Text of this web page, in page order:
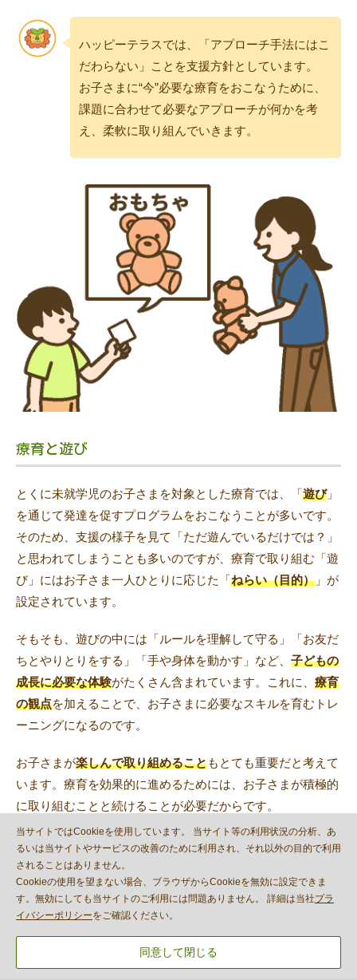
ハッピーテラスでは、「アプローチ手法にはこ
だわらない」ことを支援方針としています。
お子さまに“今”必要な療育をおこなうために、
課題に合わせて必要なアプローチが何かを考
え、柔軟に取り組んでいきます。
療育と遊び
とくに未就学児のお子さまを対象とした療育では、「遊び」
を通じて発達を促すプログラムをおこなうことが多いです。
そのため、支援の様子を見て「ただ遊んでいるだけでは？」
と思われてしまうことも多いのですが、療育で取り組む「遊
び」にはお子さま一人ひとりに応じた「ねらい（目的） 」が
設定されています。
そもそも、遊びの中には「ルールを理解して守る」「お友だ
ちとやりとりをする」「手や身体を動かす」など、 子どもの
成長に必要な体験がたくさん含まれています。これに、 療育
の観点を加えることで、お子さまに必要なスキルを育むトレ
ーニングになるのです。
お子さまが楽しんで取り組めることもとても重要だと考えて
います。療育を効果的に進めるためには、お子さまが積極的
に取り組むことと続けることが必要だからです。
「楽しかった！またやりたい！」と思ってもらえるような工
夫をしながら、着実な成長を目指していきます。
児童発達支援ハッピーテラスキッズでは、お子
ラムのねらいを毎回説明させていただいていま
当サイトではCookieを使用しています。 当サイト等の利用状況の分析、あ
るいは当サイトやサービスの改善のために利用され、それ以外の目的で利用
されることはありません。
Cookieの使用を望まない場合、ブラウザからCookieを無効に設定できま
す。無効にしても当サイトのご利用には問題ありません。 詳細は当社プラ
イバシーポリシーをご確認ください。
同意して閉じる